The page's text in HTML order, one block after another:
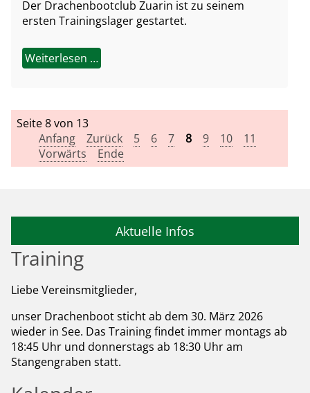
Der Drachenbootclub Zuarin ist zu seinem
ersten Trainingslager gestartet.
Weiterlesen …
Seite 8 von 13
Anfang
Zurück 5 6 7 8 9 10
11
Vorwärts
Ende
Aktuelle Infos
Training
Liebe Vereinsmitglieder,
unser Drachenboot sticht ab dem 30. März 2026
wieder in See. Das Training findet immer montags ab
18:45 Uhr und donnerstags ab 18:30 Uhr am
Stangengraben statt.